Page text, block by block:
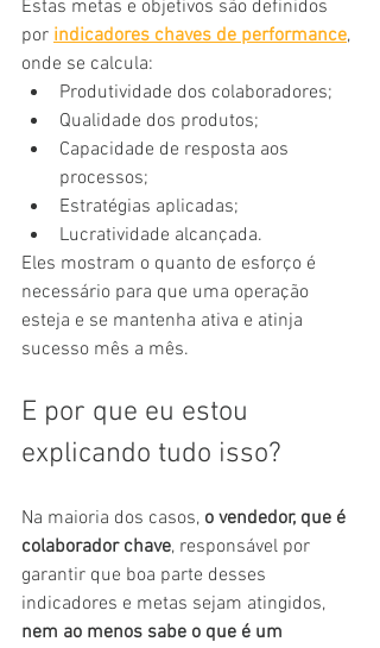
Estas metas e objetivos são definidos
por indicadores chaves de performance,
onde se calcula:
Produtividade dos colaboradores;
Qualidade dos produtos;
Capacidade de resposta aos
processos;
Estratégias aplicadas;
Lucratividade alcançada.
Eles mostram o quanto de esforço é
necessário para que uma operação
esteja e se mantenha ativa e atinja
sucesso mês a mês.
E por que eu estou
explicando tudo isso?
Na maioria dos casos, o vendedor, que é
colaborador chave, responsável por
garantir que boa parte desses
indicadores e metas sejam atingidos,
nem ao menos sabe o que é um